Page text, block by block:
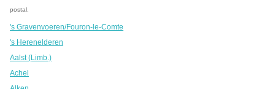
postal.
's Gravenvoeren/Fouron-le-Comte
's Herenelderen
Aalst (Limb.)
Achel